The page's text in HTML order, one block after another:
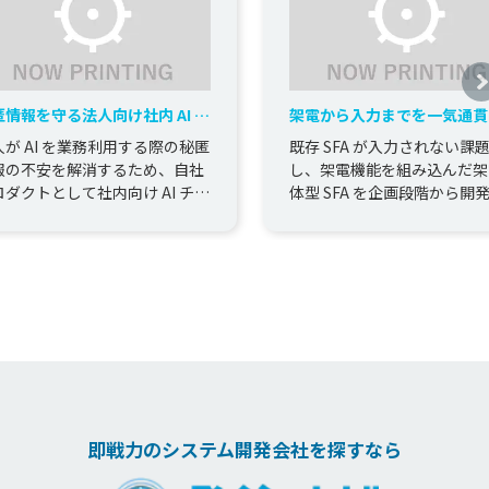
情報を守る法人向け社内 AI チ
トの新規開発
が AI を業務利用する際の秘匿
の不安を解消するため、自社
ダクトとして社内向け AI チャ
の自動マスキン...
架電から入力までを一気通
た架電一体型 SFA の新規開発
既存 SFA が入力されない課
し、架電機能を組み込んだ
体型 SFA を企画段階から開
入力までを一気通貫...
即戦力のシステム開発会社を探すなら